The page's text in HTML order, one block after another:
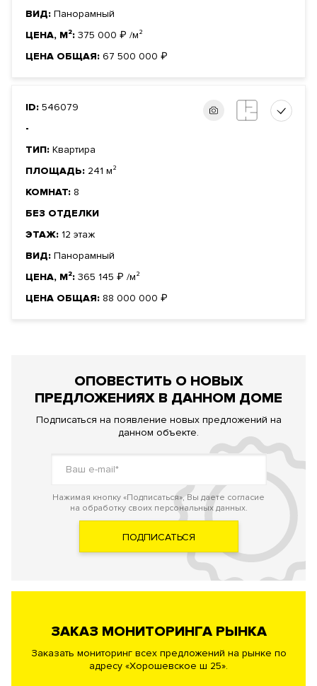
ВИД: Панорамный
ЦЕНА, М²: 375 000 ₽ /м²
ЦЕНА ОБЩАЯ: 67 500 000 ₽
ID: 546079
-
ТИП: Квартира
ПЛОЩАДЬ: 241 м²
КОМНАТ: 8
БЕЗ ОТДЕЛКИ
ЭТАЖ: 12 этаж
ВИД: Панорамный
ЦЕНА, М²: 365 145 ₽ /м²
ЦЕНА ОБЩАЯ: 88 000 000 ₽
ОПОВЕСТИТЬ О НОВЫХ
ПРЕДЛОЖЕНИЯХ В ДАННОМ ДОМЕ
Подписаться на появление новых предложений на
данном объекте.
Нажимая кнопку «Подписаться», Вы даете согласие
на обработку своих персональных данных.
ПОДПИСАТЬСЯ
ЗАКАЗ МОНИТОРИНГА РЫНКА
Заказать мониторинг всех предложений на рынке по
адресу «Хорошевское ш 25».